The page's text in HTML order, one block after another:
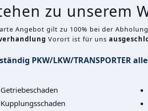
zu unserem
Angebot gilt zu 100% bei der
Vorort ist für uns
PKW/LKW/TRANSPORTER
Getriebeschaden
Kupplungsschaden